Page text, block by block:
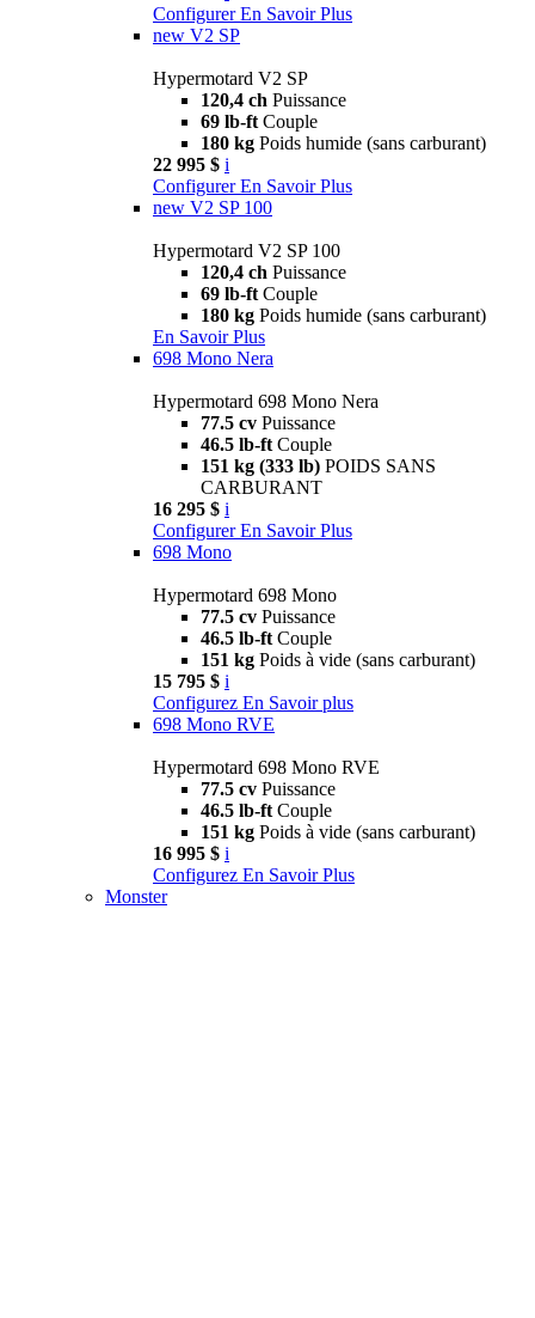
Configurer En Savoir Plus
new V2 SP
Hypermotard V2 SP
120,4 ch Puissance
69 lb-ft Couple
180 kg Poids humide (sans carburant)
22 995 $ i
Configurer En Savoir Plus
new V2 SP 100
Hypermotard V2 SP 100
120,4 ch Puissance
69 lb-ft Couple
180 kg Poids humide (sans carburant)
En Savoir Plus
698 Mono Nera
Hypermotard 698 Mono Nera
77.5 cv Puissance
46.5 lb-ft Couple
151 kg (333 lb) POIDS SANS
CARBURANT
16 295 $ i
Configurer En Savoir Plus
698 Mono
Hypermotard 698 Mono
77.5 cv Puissance
46.5 lb-ft Couple
151 kg Poids à vide (sans carburant)
15 795 $ i
Configurez En Savoir plus
698 Mono RVE
Hypermotard 698 Mono RVE
77.5 cv Puissance
46.5 lb-ft Couple
151 kg Poids à vide (sans carburant)
16 995 $ i
Configurez En Savoir Plus
Monster